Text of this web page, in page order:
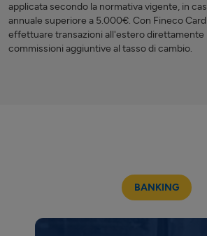
applicata secondo la normativa vigente, in
annuale superiore a 5.000€. Con Fineco
effettuare transazioni all'estero direttamente
commissioni aggiuntive al tasso di cambio.
BANKING